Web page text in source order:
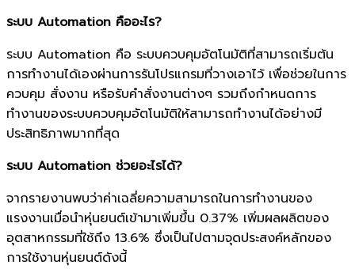
ระบบ Automation คืออะไร?
ระบบ Automation คือ ระบบควบคุมอัตโนมัติที่สามารถเริ่มต้น
การทำงานได้เองผ่านการรันโปรแกรมที่วางเอาไว้ เพื่อช่วยในการ
ควบคุม สั่งงาน หรือรับคำสั่งงานต่างๆ รวมถึงกำหนดการ
ทำงานของระบบควบคุมอัตโนมัติให้สามารถทำงานได้อย่างมี
ประสิทธิภาพมากที่สุด
ระบบ Automation ช่วยอะไรได้?
จากรายงานพบว่าค่าเฉลี่ยความสามารถในการทำงานของ
แรงงานเมื่อนำหุ่นยนต์เข้ามาเพิ่มขึ้น 0.37% เพิ่มผลผลิตของ
อุตสาหกรรมที่ใช้ถึง 13.6% ซึ่งเป็นไปตามจุดประสงค์หลักของ
การใช้งานหุ่นยนต์ดังนี้